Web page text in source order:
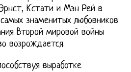
Кстати и Мэн Рей в
знаменитых любовников
Второй мировой войны
возрождается.
выработке